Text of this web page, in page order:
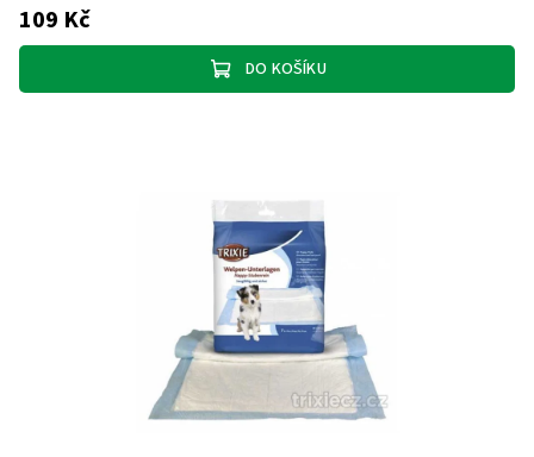
109 Kč
DO KOŠÍKU